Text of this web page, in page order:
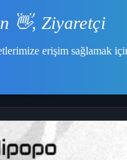
👋, Ziyaretçi
erişim sağlamak